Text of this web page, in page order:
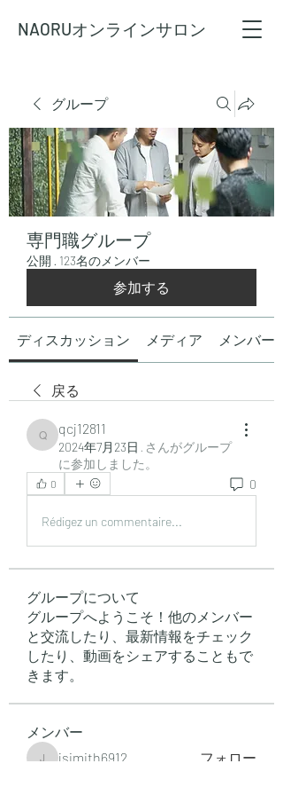
NAORUオンラインサロン
グループ
専門職グループ
公開 · 123名のメンバー
参加する
ディスカッション メディア メンバー
戻る
qcj12811
qcj12811
2024年7月23日 · さんがグループ
に参加しました。
0 0
Rédigez un commentaire...
グループについて
グループへようこそ！他のメンバー
と交流したり、最新情報をチェック
したり、動画をシェアすることもで
きます。
メンバー
jsimith6912
jsimith6912
フォロー